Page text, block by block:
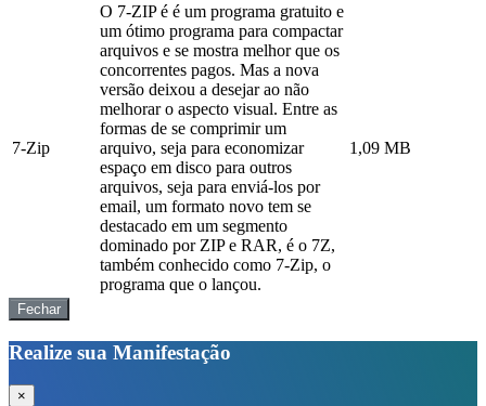
7-Zip
O 7-ZIP é é um programa gratuito e
um ótimo programa para compactar
arquivos e se mostra melhor que os
concorrentes pagos. Mas a nova
versão deixou a desejar ao não
melhorar o aspecto visual. Entre as
formas de se comprimir um
arquivo, seja para economizar
espaço em disco para outros
arquivos, seja para enviá-los por
email, um formato novo tem se
destacado em um segmento
dominado por ZIP e RAR, é o 7Z,
também conhecido como 7-Zip, o
programa que o lançou.
1,09 MB
Fechar
Realize sua Manifestação
×